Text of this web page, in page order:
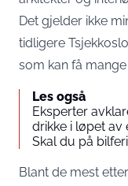
Det gjelder ikke
tidligere
som kan få
Les også
Eksperter
drikke i løpet av
Skal du på
Blant de mest